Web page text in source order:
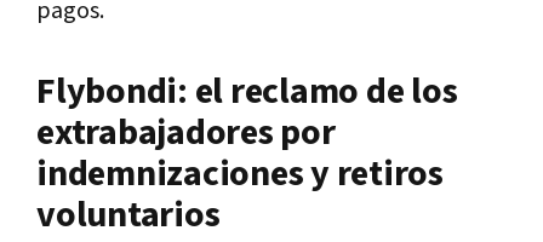
pagos.
Flybondi: el reclamo de los
extrabajadores por
indemnizaciones y retiros
voluntarios